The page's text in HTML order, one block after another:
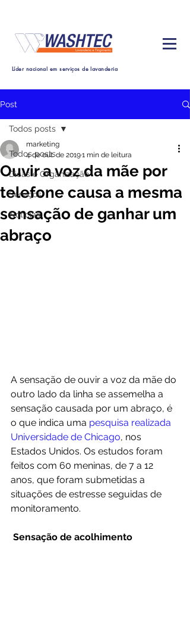
Líder nacional em serviços de lavanderia
Post
Todos posts
Dicas e Organização
Serviços
Noticias
Todos posts
Ouvir a voz da mãe por
telefone causa a mesma
sensação de ganhar um
abraço
marketing
4 de out. de 20191 min de leitura
A sensação de ouvir a voz da mãe do
outro lado da linha se assemelha a
sensação causada por um abraço, é
o que indica uma pesquisa realizada
Universidade de Chicago, nos
Estados Unidos. Os estudos foram
feitos com 60 meninas, de 7 a 12
anos, que foram submetidas a
situações de estresse seguidas de
monitoramento.
Sensação de acolhimento